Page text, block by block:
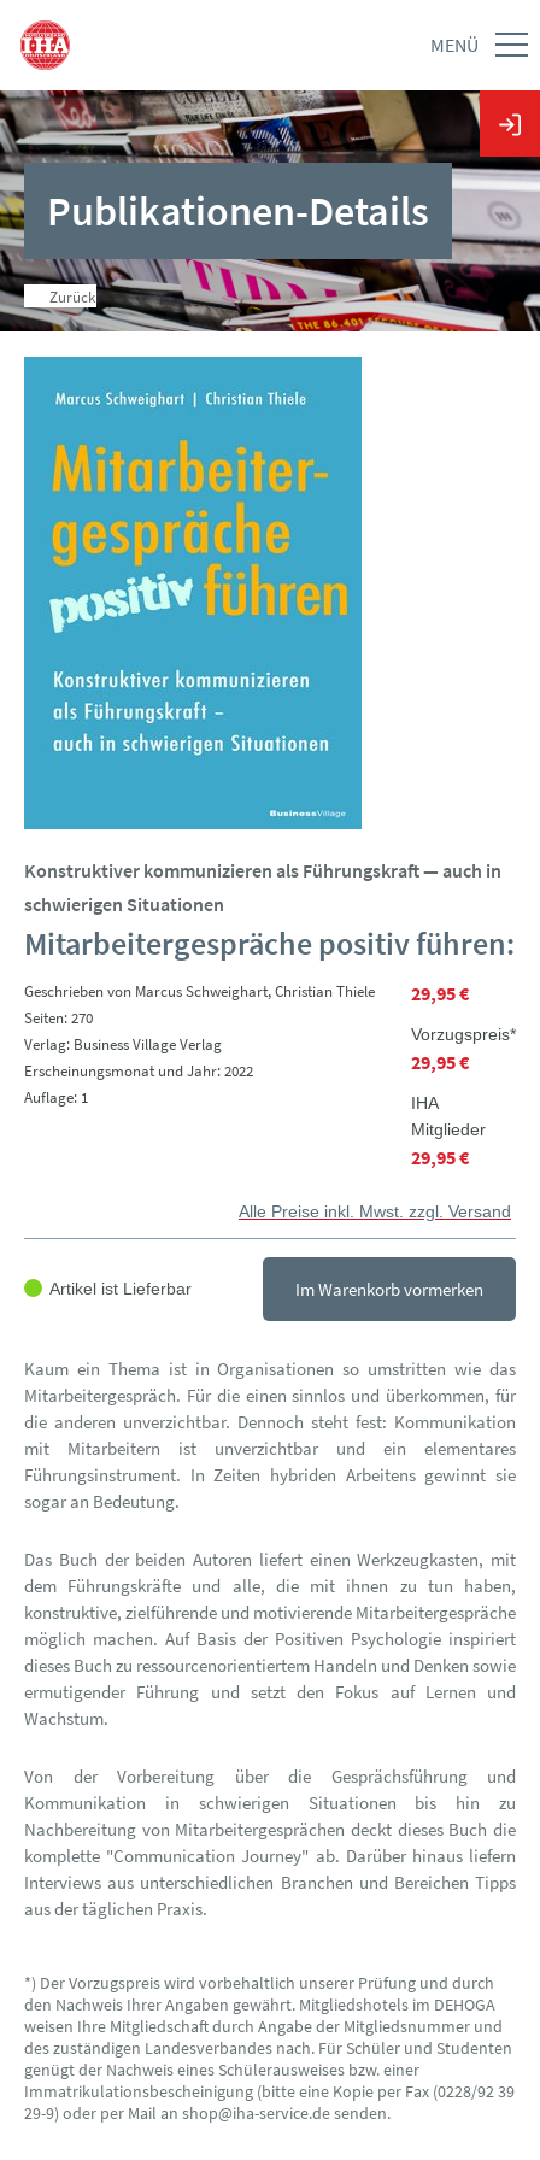
MENÜ
Publikationen-Details
Zurück
Konstruktiver kommunizieren als Führungskraft — auch in
schwierigen Situationen
Mitarbeitergespräche positiv führen:
Geschrieben von Marcus Schweighart, Christian Thiele
Seiten: 270
Verlag: Business Village Verlag
Erscheinungsmonat und Jahr: 2022
Auflage: 1
29,95 €
Vorzugspreis*
29,95 €
IHA
Mitglieder
29,95 €
Alle Preise inkl. Mwst. zzgl. Versand
Artikel ist Lieferbar Im Warenkorb vormerken
Kaum ein Thema ist in Organisationen so umstritten wie das
Mitarbeitergespräch. Für die einen sinnlos und überkommen, für
die anderen unverzichtbar. Dennoch steht fest: Kommunikation
mit Mitarbeitern ist unverzichtbar und ein elementares
Führungsinstrument. In Zeiten hybriden Arbeitens gewinnt sie
sogar an Bedeutung.
Das Buch der beiden Autoren liefert einen Werkzeugkasten, mit
dem Führungskräfte und alle, die mit ihnen zu tun haben,
konstruktive, zielführende und motivierende Mitarbeitergespräche
möglich machen. Auf Basis der Positiven Psychologie inspiriert
dieses Buch zu ressourcenorientiertem Handeln und Denken sowie
ermutigender Führung und setzt den Fokus auf Lernen und
Wachstum.
Von der Vorbereitung über die Gesprächsführung und
Kommunikation in schwierigen Situationen bis hin zu
Nachbereitung von Mitarbeitergesprächen deckt dieses Buch die
komplette "Communication Journey" ab. Darüber hinaus liefern
Interviews aus unterschiedlichen Branchen und Bereichen Tipps
aus der täglichen Praxis.
*) Der Vorzugspreis wird vorbehaltlich unserer Prüfung und durch
den Nachweis Ihrer Angaben gewährt. Mitgliedshotels im DEHOGA
weisen Ihre Mitgliedschaft durch Angabe der Mitgliedsnummer und
des zuständigen Landesverbandes nach. Für Schüler und Studenten
genügt der Nachweis eines Schülerausweises bzw. einer
Immatrikulationsbescheinigung (bitte eine Kopie per Fax (0228/92 39
29-9) oder per Mail an shop@iha-service.de senden.